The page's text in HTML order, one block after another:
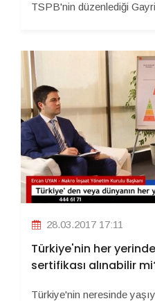
TSPB'nin düzenlediği
28.03.2017 17:11
Türkiye'nin her
sertifikası alınabilir
Türkiye'nin neresinde